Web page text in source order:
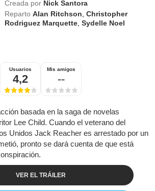
Creada por Nick Santora
Reparto Alan Ritchson,Christopher
Rodriguez Marquette,Sydelle Noel
Usuarios
4,2
Mis amigos
--
basada en la saga de novelas
Lee Child. Cuando el veterano del
Unidos Jack Reacher es arrestado por un
pronto se dará cuenta de que está
VER EL TRÁILER